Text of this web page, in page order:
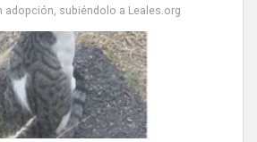
adopción, subiéndolo a Leales.org